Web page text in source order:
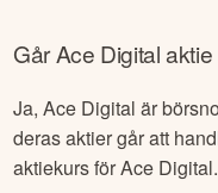
GårAce Digital
Ja,Ace Digital är
deras aktier går att
aktiekurs förAce Digital.